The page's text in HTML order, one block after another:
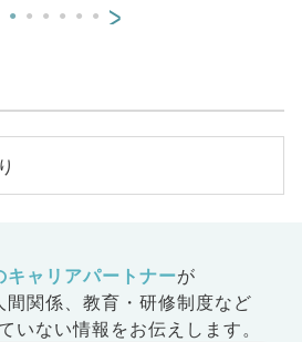
>
キャリアパートナーが
関係、 教育・研修制度など
いない情報をお伝えします。